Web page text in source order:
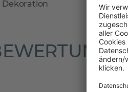
Dekoration